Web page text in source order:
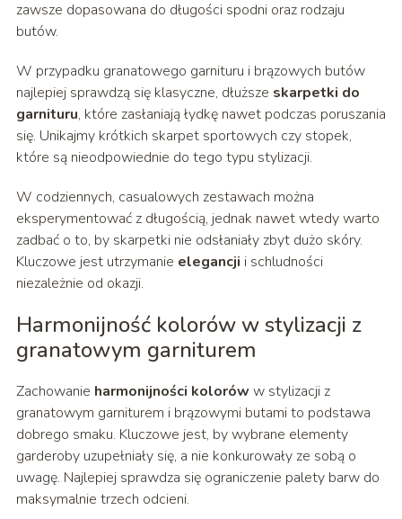
zawsze dopasowana do długości spodni oraz rodzaju
butów.
W przypadku granatowego garnituru i brązowych butów
najlepiej sprawdzą się klasyczne, dłuższe skarpetki do
garnituru, które zasłaniają łydkę nawet podczas poruszania
się. Unikajmy krótkich skarpet sportowych czy stopek,
które są nieodpowiednie do tego typu stylizacji.
W codziennych, casualowych zestawach można
eksperymentować z długością, jednak nawet wtedy warto
zadbać o to, by skarpetki nie odsłaniały zbyt dużo skóry.
Kluczowe jest utrzymanie elegancji i schludności
niezależnie od okazji.
Harmonijność kolorów w stylizacji z
granatowym garniturem
Zachowanie harmonijności kolorów w stylizacji z
granatowym garniturem i brązowymi butami to podstawa
dobrego smaku. Kluczowe jest, by wybrane elementy
garderoby uzupełniały się, a nie konkurowały ze sobą o
uwagę. Najlepiej sprawdza się ograniczenie palety barw do
maksymalnie trzech odcieni.